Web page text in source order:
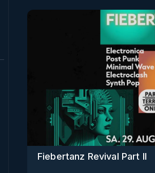
Fiebertanz Revival Part II